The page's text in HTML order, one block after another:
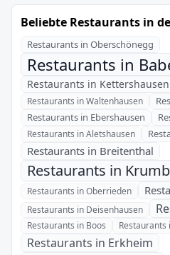
Beliebte Restaurants in
Restaurants in Oberschönegg
Restaurants in
Restaurants in Kettershausen
Restaurants in Waltenhausen
Restaurants in Ebershausen
Restaurants in Aletshausen
Restaurants in Breitenthal
Restaurants in
Restaurants in Oberrieden
Restaurants in Deisenhausen
Restaurants in Boos Restaurants
Restaurants in Erkheim